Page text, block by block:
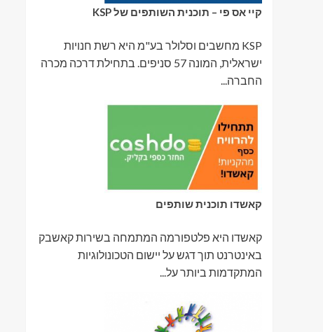
קיי אס פי – תוכנית השותפים של KSP
KSP מחשבים וסלולר בע"מ היא רשת חנויות
ישראלית, המונה 57 סניפים. בתחילת דרכה מכרה
החברה...
קאשדו תוכנית שותפים
קאשדו היא פלטפורמה המתמחה בשירות קאשבק
באינטרנט תוך דגש על יישום הטכונולוגיות
המתקדמות ביותר על...